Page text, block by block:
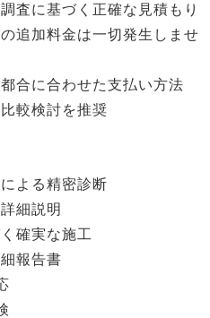
査に基づく正確な見積もり
追加料金は一切発生しませ
合に合わせた支払い方法
較検討を推奨
よる精密診断
細説明
確実な施工
報告書